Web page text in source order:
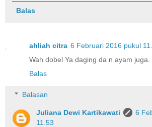
Balas
ahliah citra 6 Februari 2016 pukul
Wah dobel Ya daging da n ayam
Balas
Balasan
Juliana Dewi Kartikawati
6
11.53